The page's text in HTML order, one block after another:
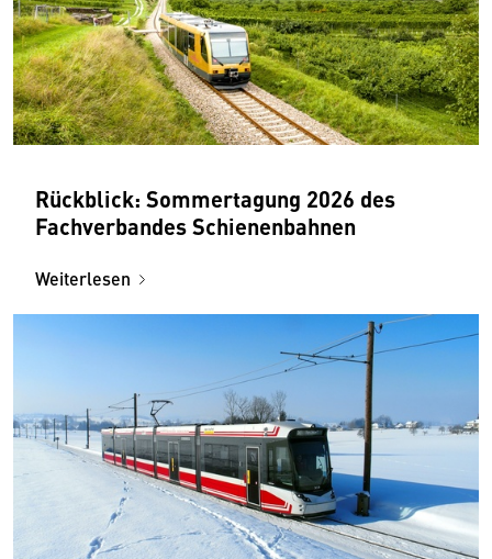
Rückblick: Sommertagung 2026 des
Fachverbandes Schienenbahnen
Weiterlesen